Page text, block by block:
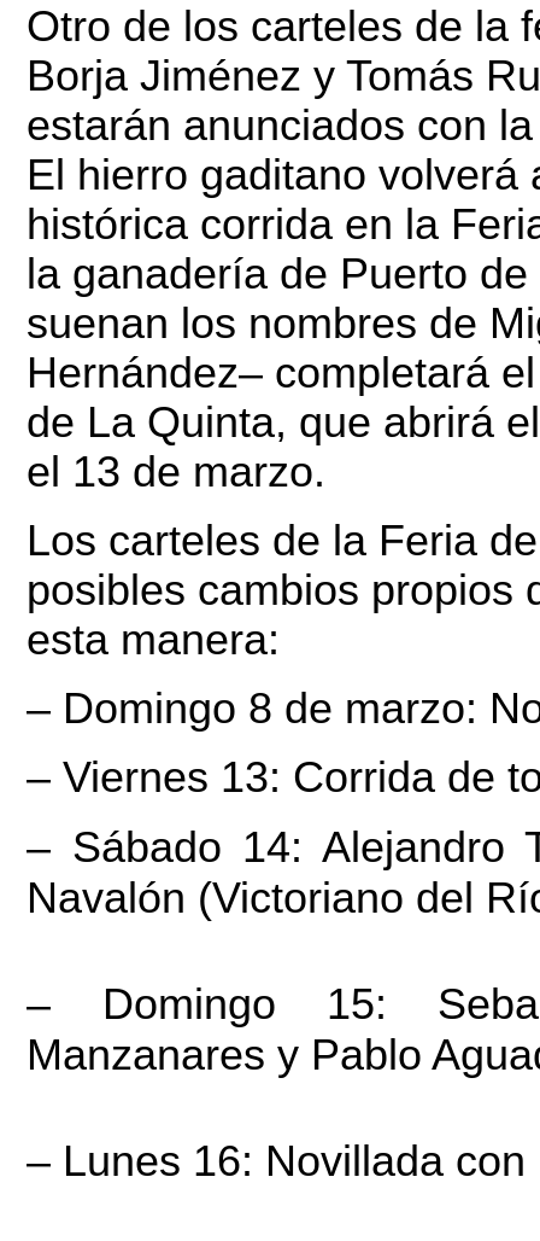
Otro de los carteles de la
Borja Jiménez y Tomás
estarán anunciados con
El hierro gaditano volverá
histórica corrida en la
la ganadería de Puerto
suenan los nombres de
Hernández– completará
de La Quinta, que abrirá
el 13 de marzo.
Los carteles de la Feria
posibles cambios propios
esta manera:
– Domingo 8 de marzo:
– Viernes 13: Corrida de
– Sábado 14: Alejandro
Navalón (Victoriano del
– Domingo 15:
Manzanares y Pablo
– Lunes 16: Novillada